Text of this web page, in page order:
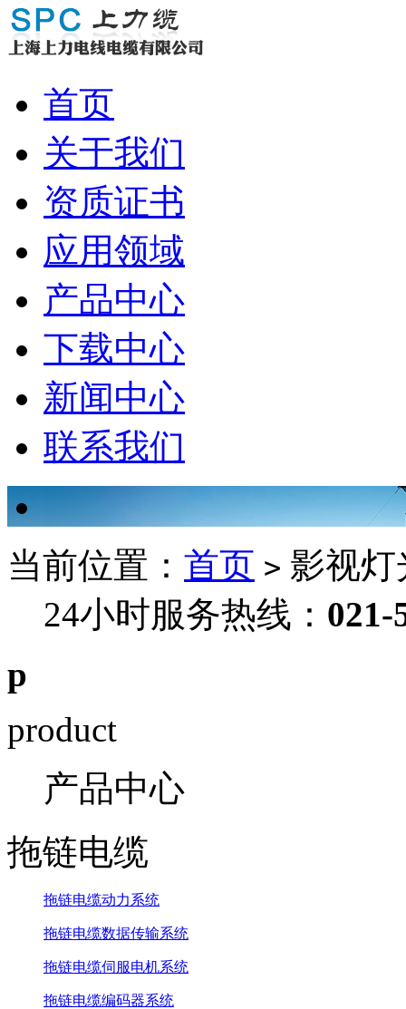
首页
关于我们
资质证书
应用领域
产品中心
下载中心
新闻中心
联系我们
当前位置： 首页 > 影视
24小时服务热线： 021-
p
product
产品中心
拖链电缆
拖链电缆动力系统
拖链电缆数据传输系统
拖链电缆伺服电机系统
拖链电缆编码器系统